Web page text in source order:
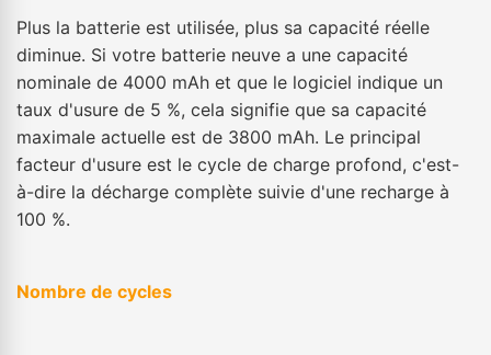
Plus la batterie est utilisée, plus sa capacité réelle
diminue. Si votre batterie neuve a une capacité
nominale de 4000 mAh et que le logiciel indique un
taux d'usure de 5 %, cela signifie que sa capacité
maximale actuelle est de 3800 mAh. Le principal
facteur d'usure est le cycle de charge profond, c'est-
à-dire la décharge complète suivie d'une recharge à
100 %.
Nombre de cycles